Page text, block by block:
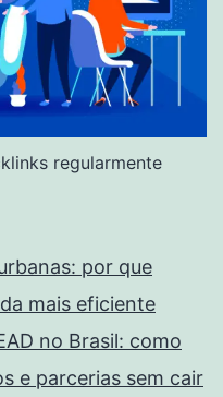
regularmente
por que
mais eficiente
no Brasil: como
e parcerias sem cair